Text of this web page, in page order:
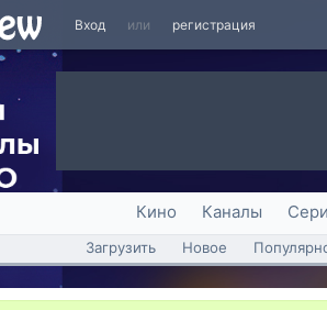
Вход или регистрация
Кино Каналы
Загрузить Новое